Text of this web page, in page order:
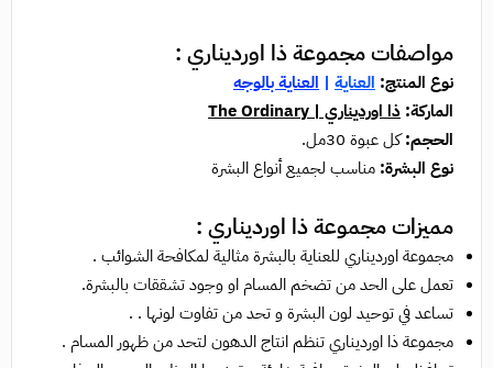
مواصفات مجموعة ذا اورديناري :
نوع المنتج: العناية | العناية بالوجه
الماركة: ذا اورديناري | The Ordinary
الحجم:كل عبوة 30مل.
نوع البشرة: مناسب لجميع أنواع البشرة
مميزات مجموعة ذا اورديناري :
مجموعة اورديناري للعناية بالبشرة مثالية لمكافحة الشوائب .
تعمل على الحد من تضخم المسام او وجود تشققات بالبشرة.
تساعد في توحيد لون البشرة و تحد من تفاوت لونها . .
مجموعة ذا اورديناري تنظم انتاج الدهون لتحد من ظهور المسام .